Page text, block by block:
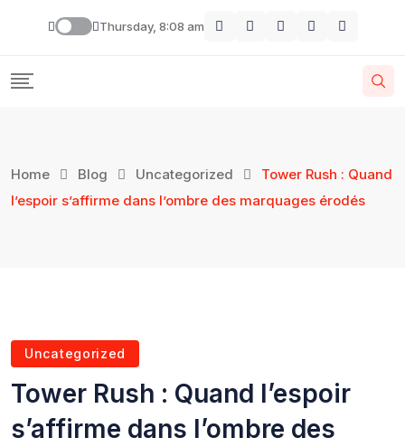
Thursday, 8:08 am
Home Blog Uncategorized
Tower Rush : Quand
l’espoir s’affirme dans l’ombre des marquages érodés
Uncategorized
Tower Rush : Quand l’espoir
s’affirme dans l’ombre des